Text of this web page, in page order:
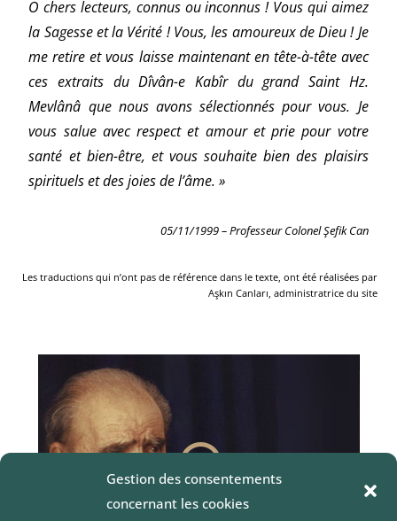
Gestion des consentements
concernant les cookies
O chers lecteurs, connus ou inconnus ! Vous qui aimez
la Sagesse et la Vérité ! Vous, les amoureux de Dieu ! Je
me retire et vous laisse maintenant en tête-à-tête avec
ces extraits du Dîvân-e Kabîr du grand Saint Hz.
Mevlânâ que nous avons sélectionnés pour vous. Je
vous salue avec respect et amour et prie pour votre
santé et bien-être, et vous souhaite bien des plaisirs
spirituels et des joies de l’âme.»
05/11/1999 – Professeur ColonelŞefik Can
Les traductions qui n’ont pas de référence dans le texte, ont été réalisées par
Aşkın Canları, administratrice du site